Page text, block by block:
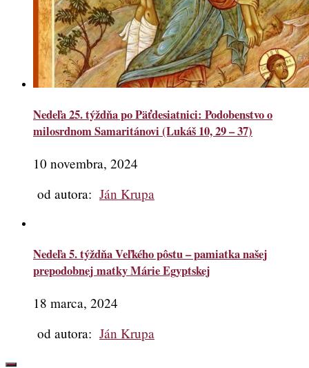
Nedeľa 25. týždňa po Päťdesiatnici: Podobenstvo o
milosrdnom Samaritánovi (Lukáš 10, 29 – 37)
10 novembra, 2024
od autora: Ján Krupa
Nedeľa 5. týždňa Veľkého pôstu – pamiatka našej
prepodobnej matky Márie Egyptskej
18 marca, 2024
od autora: Ján Krupa